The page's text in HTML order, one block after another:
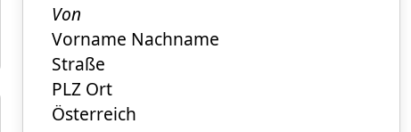
Von
Vorname Nachname
Straße
PLZ Ort
Österreich